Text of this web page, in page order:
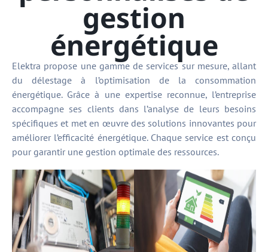
gestion
énergétique
Elektra propose une gamme de services sur mesure, allant
du délestage à l’optimisation de la consommation
énergétique. Grâce à une expertise reconnue, l’entreprise
accompagne ses clients dans l’analyse de leurs besoins
spécifiques et met en œuvre des solutions innovantes pour
améliorer l’efficacité énergétique. Chaque service est conçu
pour garantir une gestion optimale des ressources.